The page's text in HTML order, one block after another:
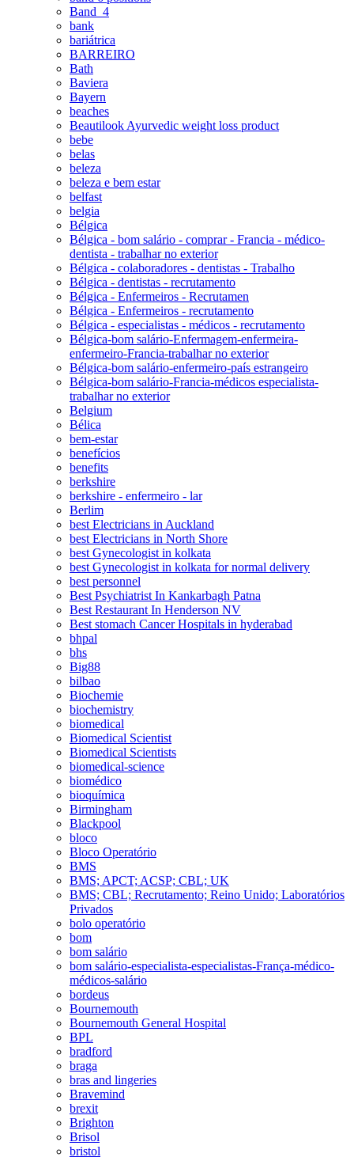
Band_4
bank
bariátrica
BARREIRO
Bath
Baviera
Bayern
beaches
Beautilook Ayurvedic weight loss product
bebe
belas
beleza
beleza e bem estar
belfast
belgia
Bélgica
Bélgica - bom salário - comprar - Francia - médico-
dentista - trabalhar no exterior
Bélgica - colaboradores - dentistas - Trabalho
Bélgica - dentistas - recrutamento
Bélgica - Enfermeiros - Recrutamen
Bélgica - Enfermeiros - recrutamento
Bélgica - especialistas - médicos - recrutamento
Bélgica-bom salário-Enfermagem-enfermeira-
enfermeiro-Francia-trabalhar no exterior
Bélgica-bom salário-enfermeiro-país estrangeiro
Bélgica-bom salário-Francia-médicos especialista-
trabalhar no exterior
Belgium
Bélica
bem-estar
benefícios
benefits
berkshire
berkshire - enfermeiro - lar
Berlim
best Electricians in Auckland
best Electricians in North Shore
best Gynecologist in kolkata
best Gynecologist in kolkata for normal delivery
best personnel
Best Psychiatrist In Kankarbagh Patna
Best Restaurant In Henderson NV
Best stomach Cancer Hospitals in hyderabad
bhpal
bhs
Big88
bilbao
Biochemie
biochemistry
biomedical
Biomedical Scientist
Biomedical Scientists
biomedical-science
biomédico
bioquímica
Birmingham
Blackpool
bloco
Bloco Operatório
BMS
BMS; APCT; ACSP; CBL; UK
BMS; CBL; Recrutamento; Reino Unido; Laboratórios
Privados
bolo operatório
bom
bom salário
bom salário-especialista-especialistas-França-médico-
médicos-salário
bordeus
Bournemouth
Bournemouth General Hospital
BPL
bradford
braga
bras and lingeries
Bravemind
brexit
Brighton
Brisol
bristol